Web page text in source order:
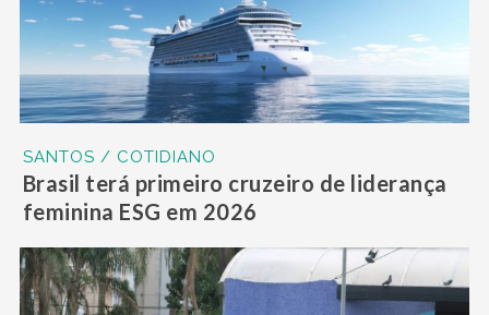
SANTOS / COTIDIANO
Brasil terá primeiro cruzeiro de liderança
feminina ESG em 2026